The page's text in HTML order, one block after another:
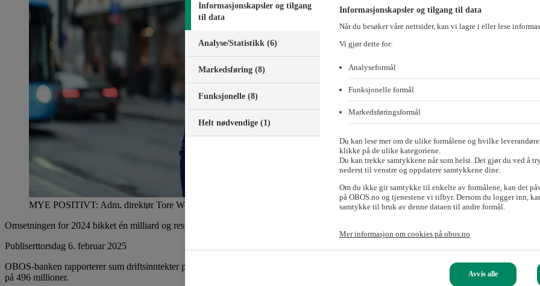
MYE POSITIVT: Adm. direktør Tore Weldingh i OBOS-banken hadde viste til solide tall og positive piler i sin kvartalsrapportdebut
Omsetningen for 2024 bikket én milliard og resultatet endte på 648 millioner kroner. – Nå peker mange piler i riktig retning, sier banksjef
Publiserttorsdag 6. februar 2025
OBOS-banken rapporterer sum driftsinntekter på 1.060 millioner kroner i 2024 (836 millioner kroner i 2023). Resultat før skatt i fjor endte
på 496 millioner.
Informasjonskapsler og tilgang
til data
Analyse/Statistikk (6)
Markedsføring (8)
Funksjonelle (8)
Helt nødvendige (1)
Informasjonskapsler og tilgang til data
Når du besøker våre nettsider, kan vi lagre i eller lese
Vi gjør dette for:
Analyseformål
Funksjonelle formål
Markedsføringsformål
Du kan lese mer om de ulike formålene og hvilke
klikke på de ulike kategoriene.
Du kan trekke samtykkene når som helst. Det gjør du ved å
nederst til venstre og oppdatere samtykkene dine.
Om du ikke gir samtykke til enkelte av formålene, kan det
på OBOS.no og tjenestene vi tilbyr. Dersom du logger inn,
samtykke til bruk av denne dataen til andre formål.
Mer informasjon om cookies på obos.no
Avvis alle